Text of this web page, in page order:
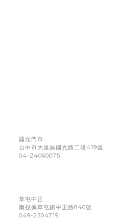
國光門市
台中市大里區國光路二段419號
04-24060075
草屯中正
南投縣草屯鎮中正路840號
049-2304719